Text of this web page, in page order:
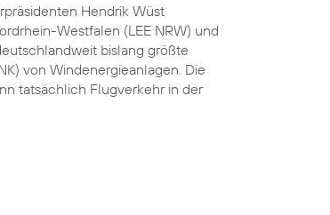
Hendrik Wüst
Westfalen (LEE NRW) und
bislang größte
von Windenergieanlagen. Die
tatsächlich Flugverkehr in der